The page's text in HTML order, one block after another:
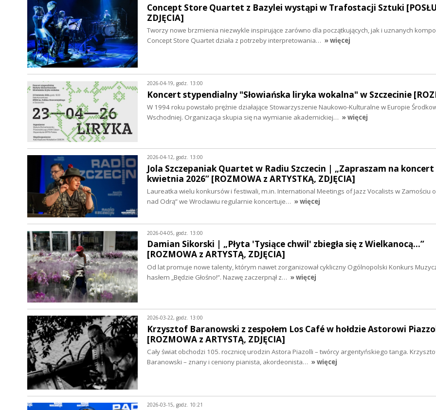
Concept Store Quartet z Bazylei wystąpi w Trafostacji Sztuki
ZDJĘCIA]
Tworzy nowe brzmienia niezwykle inspirujące zarówno dla początkujących, jak i uznanych
Concept Store Quartet działa z potrzeby interpretowania… » więcej
2026-04-19, godz. 13:00
Koncert stypendialny "Słowiańska liryka wokalna" w Szczecinie
W 1994 roku powstało prężnie działające Stowarzyszenie Naukowo-Kulturalne w Europie
Wschodniej. Organizacja skupia się na wymianie akademickiej… » więcej
2026-04-12, godz. 13:00
Jola Szczepaniak Quartet w Radiu Szczecin | „Zapraszam na koncert
kwietnia 2026” [ROZMOWA z ARTYSTKĄ, ZDJĘCIA]
Laureatka wielu konkursów i festiwali, m.in. International Meetings of Jazz Vocalists w Zamościu
nad Odrą” we Wrocławiu regularnie koncertuje… » więcej
2026-04-05, godz. 13:00
Damian Sikorski | „Płyta 'Tysiące chwil' zbiegła się z Wielkanocą...”
[ROZMOWA z ARTYSTĄ, ZDJĘCIA]
Od lat promuje nowe talenty, którym nawet zorganizował cykliczny Ogólnopolski Konkurs
hasłem „Będzie Głośno!”. Nazwę zaczerpnął z… » więcej
2026-03-22, godz. 13:00
Krzysztof Baranowski z zespołem Los Café w hołdzie Astorowi
[ROZMOWA z ARTYSTĄ, ZDJĘCIA]
Cały świat obchodzi 105. rocznicę urodzin Astora Piazolli – twórcy argentyńskiego tanga.
Baranowski – znany i ceniony pianista, akordeonista… » więcej
2026-03-15, godz. 10:21